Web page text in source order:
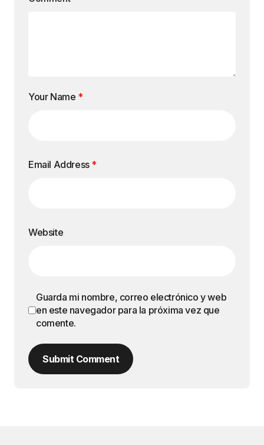
Your Name *
Email Address *
Website
Guarda mi nombre, correo electrónico y web
en este navegador para la próxima vez que
comente.
Submit Comment